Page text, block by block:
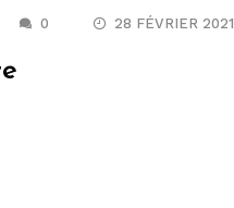
0 28 FÉVRIER 2021